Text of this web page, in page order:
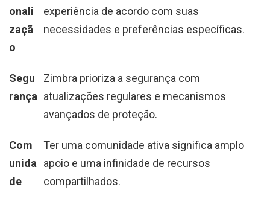
onali
zaçã
o
experiência de acordo com suas
necessidades e preferências específicas.
Segu
rança
Zimbra prioriza a segurança com
atualizações regulares e mecanismos
avançados de proteção.
Com
unida
de
Ter uma comunidade ativa significa amplo
apoio e uma infinidade de recursos
compartilhados.